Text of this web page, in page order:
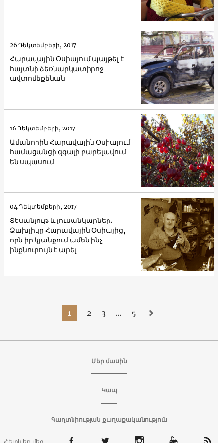
Հարավային Օսիայում պայթել է
հայտնի ձեռնարկատիրոջ
ավտոմեքենան
26 Դեկտեմբերի, 2017
Ամանորին Հարավային Օսիայում
համացանցի զգալի բարելավում
են սպասում
16 Դեկտեմբերի, 2017
Տեսանյութ և լուսանկարներ.
Ձախլիկը Հարավային Օսիայից,
որն իր կյանքում ամեն ինչ
ինքնուրույն է արել
04 Դեկտեմբերի, 2017
1 2 3 … 5
Մեր մասին
Կապ
Գաղտնիության քաղաքականություն
Հետևեք մեզ